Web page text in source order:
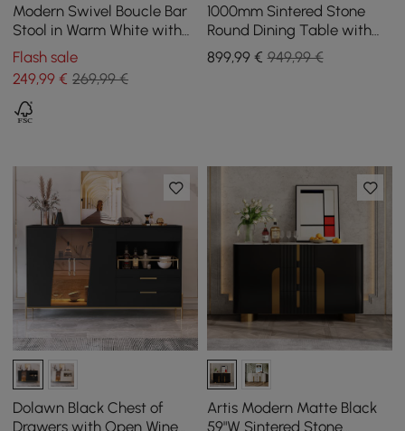
Modern Swivel Boucle Bar
Stool in Warm White with
Height Adjustment and
Matt Black Base, Set of 1
Flash sale
249,99 € 269,99 €
1000mm Sintered Stone
Round Dining Table with
Brushed Black Base Seats
2-4 People
899,99€ 949,99 €
Dolawn Black Chest of
Drawers with Open Wine
Artis Modern Matte Black
59"W Sintered Stone